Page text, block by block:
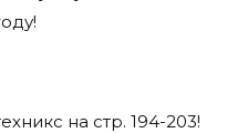
на стр. 194-203!